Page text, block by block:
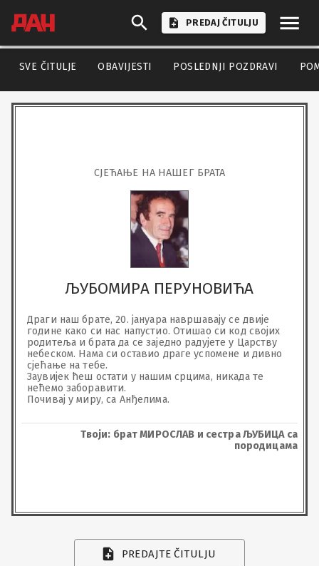
PREDAJ ČITULJU
SVE ČITULJE OBAVIJESTI POSLEDNJI POZDRAVI
СЈЕЋАЊЕ НА НАШЕГ БРАТА
ЉУБОМИРА ПЕРУНОВИЋА
Драги наш брате, 20. јануара навршавају се двије
године како си нас напустио. Отишао си код својих
родитеља и брата да се заједно радујете у Царству
небеском. Нама си оставио драге успомене и дивно
сјећање на тебе.
Заувијек ћеш остати у нашим срцима, никада те
нећемо заборавити.
Почивај у миру, са Анђелима.
Твоји: брат МИРОСЛАВ и сестра ЉУБИЦА са
породицама
PREDAJTE ČITULJU